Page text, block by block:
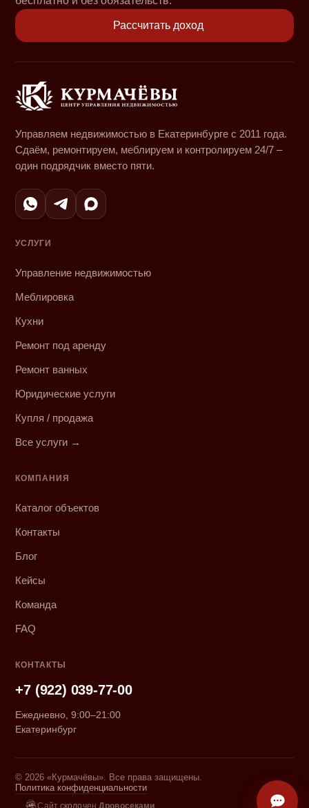
Рассчитать доход
Управляем недвижимостью в Екатеринбурге с 2011 года.
Сдаём, ремонтируем, меблируем и контролируем 24/7 –
один подрядчик вместо пяти.
УСЛУГИ
Управление недвижимостью
Меблировка
Кухни
Ремонт под аренду
Ремонт ванных
Юридические услуги
Купля / продажа
Все услуги →
КОМПАНИЯ
Каталог объектов
Контакты
Блог
Кейсы
Команда
FAQ
КОНТАКТЫ
+7 (922) 039-77-00
Ежедневно, 9:00–21:00
Екатеринбург
© 2026 «Курмачёвы». Все права защищены.
Политика конфиденциальности
Сайт сколоченДровосеками